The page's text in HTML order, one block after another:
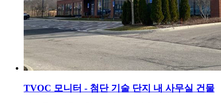
TVOC 모니터 - 첨단 기술 단지 내 사무실 건물